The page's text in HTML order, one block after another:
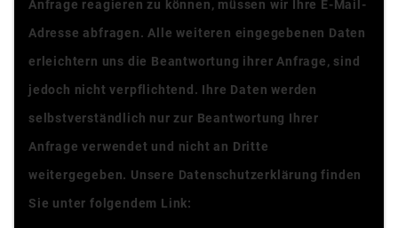
Anfrage reagieren zu können, müssen wir Ihre E-Mail-
Adresse abfragen. Alle weiteren eingegebenen Daten
erleichtern uns die Beantwortung ihrer Anfrage, sind
jedoch nicht verpflichtend. Ihre Daten werden
selbstverständlich nur zur Beantwortung Ihrer
Anfrage verwendet und nicht an Dritte
weitergegeben. Unsere Datenschutzerklärung finden
Sie unter folgendem Link: